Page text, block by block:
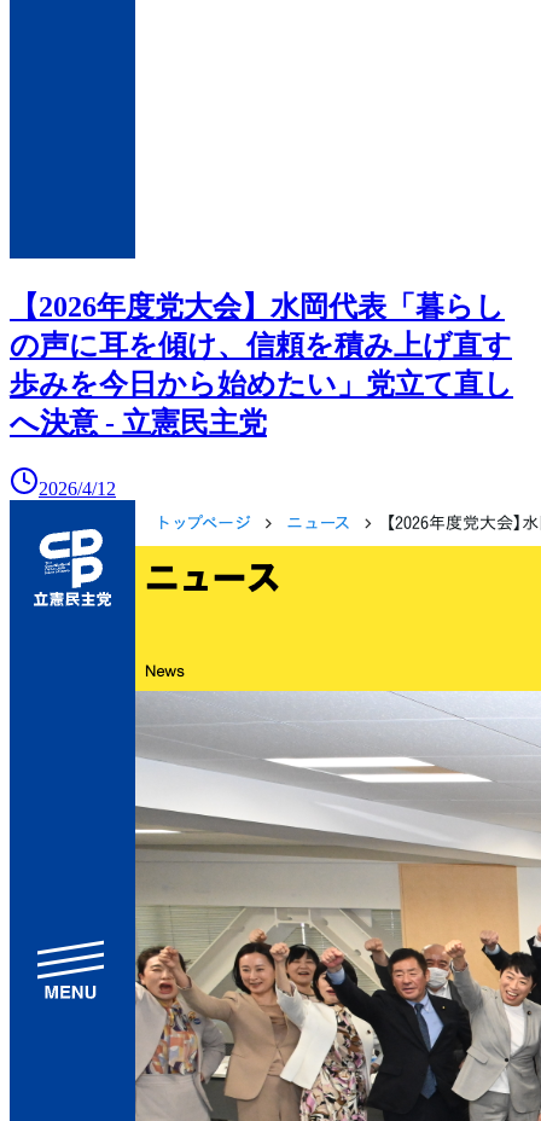
【2026年度党大会】水岡代表「暮らし
の声に耳を傾け、信頼を積み上げ直す
歩みを今日から始めたい」党立て直し
へ決意 - 立憲民主党
2026/4/12